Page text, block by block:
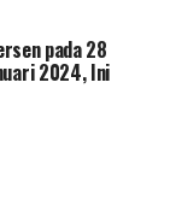
pada 28
2024, Ini